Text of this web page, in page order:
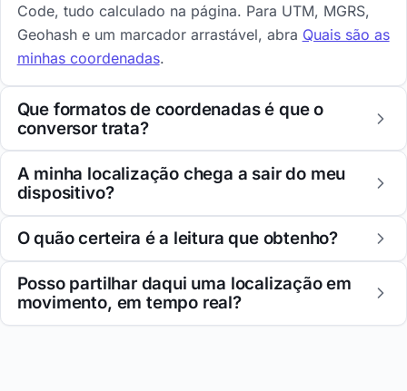
Code, tudo calculado na página. Para UTM, MGRS,
Geohash e um marcador arrastável, abra Quais são as
minhas coordenadas.
Que formatos de coordenadas é que o
conversor trata?
A minha localização chega a sair do meu
dispositivo?
O quão certeira é a leitura que obtenho?
Posso partilhar daqui uma localização em
movimento, em tempo real?